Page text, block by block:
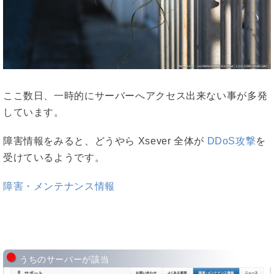
ここ数日、一時的にサーバーへアクセス出来ない事が多発
しています。
障害情報をみると、どうやら Xsever 全体が DDoS攻撃を
受けているようです。
障害・メンテナンス情報
うちのサーバーが該当